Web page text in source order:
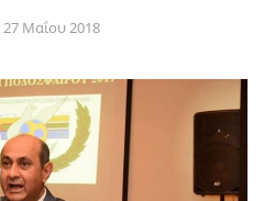
27 Μαΐου 2018